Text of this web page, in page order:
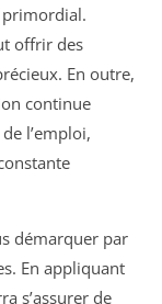
primordial.
offrir des
En outre,
continue
l’emploi,
démarquer par
En appliquant
s’assurer de